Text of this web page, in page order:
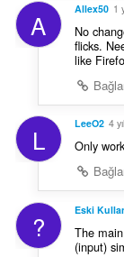
A Allex50 1
No
flicks.
like
L LeeO2 4
Only
? Eski
The
(input)